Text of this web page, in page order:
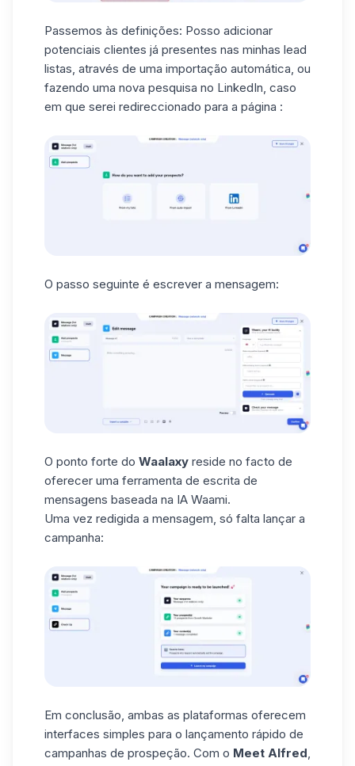
Passemos às definições: Posso adicionar
potenciais clientes já presentes nas minhas lead
listas , através de uma importação automática, ou
fazendo uma nova pesquisa no LinkedIn, caso
em que serei redireccionado para a página :
O passo seguinte é escrever a mensagem:
O ponto forte do Waalaxy reside no facto de
oferecer uma ferramenta de escrita de
mensagens baseada na IA Waami.
Uma vez redigida a mensagem, só falta lançar a
campanha:
Em conclusão, ambas as plataformas oferecem
interfaces simples para o lançamento rápido de
campanhas de prospeção. Com o Meet Alfred,